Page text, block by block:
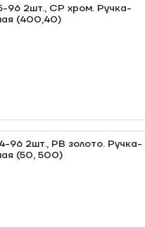
96 2шт., CP хром. Ручка-
(400,40)
96 2шт., PB золото. Ручка-
(50, 500)